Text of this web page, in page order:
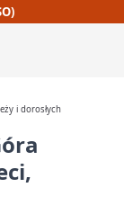
i dorosłych